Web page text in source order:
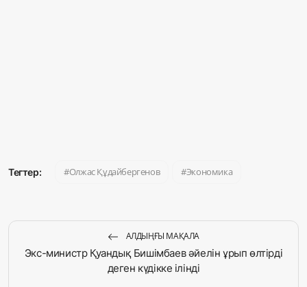
Тегтер: Олжас Құдайбергенов Экономика
АЛДЫҢҒЫ МАҚАЛА
Экс-министр Қуандық Бишімбаев әйелін ұрып өлтірді
деген күдікке ілінді